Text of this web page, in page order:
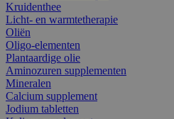
Kruidenthee
Licht- en warmtetherapie
Oliën
Oligo-elementen
Plantaardige olie
Aminozuren supplementen
Mineralen
Calcium supplement
Jodium tabletten